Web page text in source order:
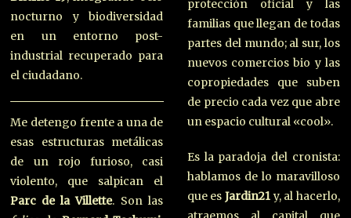
nocturno y biodiversidad
en un entorno post-
industrial recuperado para
el ciudadano.
Me detengo frente a una de
esas estructuras metálicas
de un rojo furioso, casi
violento, que salpican el
Parc de la Villette. Son las
protección oficial y las
familias que llegan de todas
partes del mundo; al sur, los
nuevos comercios bio y las
copropiedades que suben
de precio cada vez que abre
un espacio cultural «cool».
Es la paradoja del cronista:
hablamos de lo maravilloso
que es Jardin21y, al hacerlo,